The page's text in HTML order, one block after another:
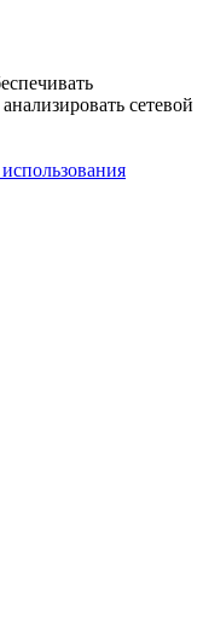
сетевой